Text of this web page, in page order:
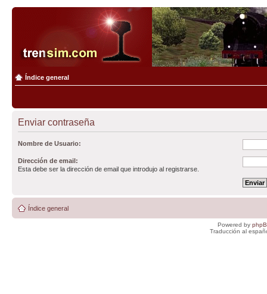
Índice general
Enviar contraseña
Nombre de Usuario:
Dirección de email:
Esta debe ser la dirección de email que introdujo al registrarse.
Índice general
Powered by
Traducción al